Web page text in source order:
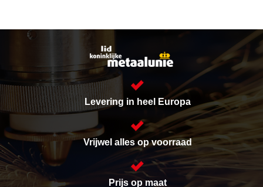
Levering in heel Europa
Vrijwel alles op voorraad
Prijs op maat